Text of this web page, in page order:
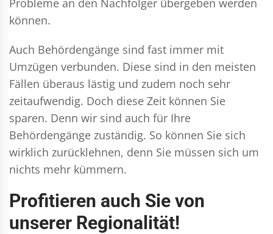
können.
Auch Behördengänge sind fast immer mit
Umzügen verbunden. Diese sind in den meisten
Fällen überaus lästig und zudem noch sehr
zeitaufwendig. Doch diese Zeit können Sie
sparen. Denn wir sind auch für Ihre
Behördengänge zuständig. So können Sie sich
wirklich zurücklehnen, denn Sie müssen sich um
nichts mehr kümmern.
Profitieren auch Sie von
unserer Regionalität!